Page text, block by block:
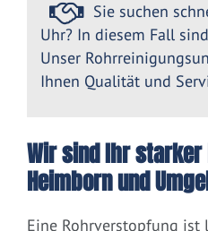
Sie suchen
Uhr? In diesem Fall
Unser
Ihnen Qualität und
Wir sind Ihr starker
Heimborn und
Eine Rohrverstopfung ist